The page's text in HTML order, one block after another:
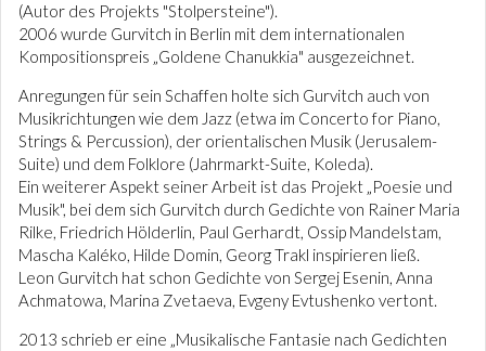
(Autor des Projekts "Stolpersteine").
2006 wurde Gurvitch in Berlin mit dem internationalen
Kompositionspreis „Goldene Chanukkia" ausgezeichnet.
Anregungen für sein Schaffen holte sich Gurvitch auch von
Musikrichtungen wie dem Jazz (etwa im Concerto for Piano,
Strings & Percussion), der orientalischen Musik (Jerusalem-
Suite) und dem Folklore (Jahrmarkt-Suite, Koleda).
Ein weiterer Aspekt seiner Arbeit ist das Projekt „Poesie und
Musik", bei dem sich Gurvitch durch Gedichte von Rainer Maria
Rilke, Friedrich Hölderlin, Paul Gerhardt, Ossip Mandelstam,
Mascha Kaléko, Hilde Domin, Georg Trakl inspirieren ließ.
Leon Gurvitch hat schon Gedichte von Sergej Esenin, Anna
Achmatowa, Marina Zvetaeva, Evgeny Evtushenko vertont.
2013 schrieb er eine „Musikalische Fantasie nach Gedichten